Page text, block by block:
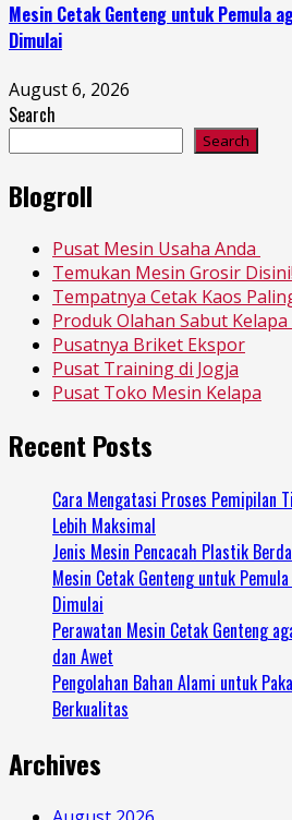
Mesin Cetak Genteng untuk Pemula
Dimulai
August 6, 2026
Search
Search
Blogroll
Pusat Mesin Usaha Anda
Temukan Mesin Grosir Disini!
Tempatnya Cetak Kaos
Produk Olahan Sabut
Pusatnya Briket Ekspor
Pusat Training di Jogja
Pusat Toko Mesin Kelapa
Recent Posts
Cara Mengatasi Proses Pemipilan
Lebih Maksimal
Jenis Mesin Pencacah Plastik
Mesin Cetak Genteng untuk
Dimulai
Perawatan Mesin Cetak Genteng
dan Awet
Pengolahan Bahan Alami untuk
Berkualitas
Archives